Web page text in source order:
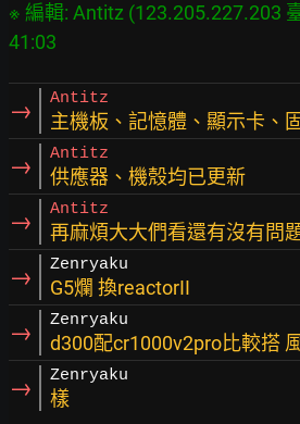
※ 編輯: Antitz (123.205.227.203
41:03
→ Antitz
主機板、記憶體、顯示卡、
→ Antitz
供應器、機殼均已更新
→ Antitz
再麻煩大大們看還有沒有問
→ Zenryaku
G5爛 換reactorII
→ Zenryaku
d300配cr1000v2pro比較搭
→ Zenryaku
樣